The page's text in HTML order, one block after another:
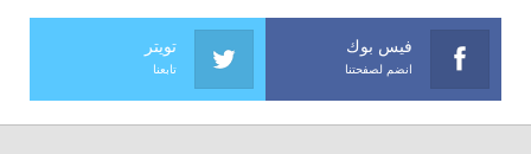
فيس بوك
انضم لصفحتنا
تويتر
تابعنا